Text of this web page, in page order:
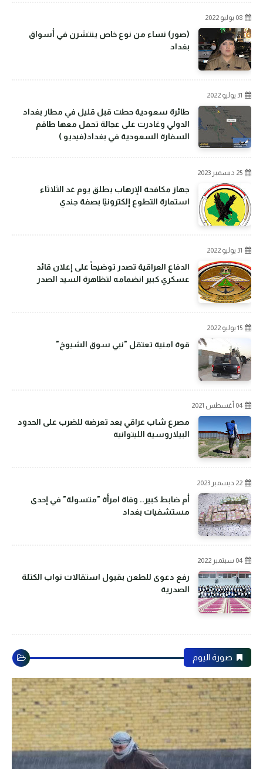
08 يوليو 2022
(صور) نساء من نوع خاص ينتشرن في أسواق
بغداد
31 يوليو 2022
طائرة سعودية حطت قبل قليل في مطار بغداد
الدولي وغادرت على عجالة تحمل معها طاقم
السفارة السعودية في بغداد(فيديو )
25 ديسمبر 2023
جهاز مكافحة الإرهاب يطلق يوم غد الثلاثاء
استمارة التطوع إلكترونيًا بصفة جندي
31 يوليو 2022
الدفاع العراقية تصدر توضيحاً على إعلان قائد
عسكري كبير انضمامه لتظاهرة السيد الصدر
15 يوليو 2022
قوة امنية تعتقل "نبي سوق الشيوخ"
04 أغسطس 2021
مصرع شاب عراقي بعد تعرضه للضرب على الحدود
البيلاروسية الليتوانية
22 ديسمبر 2023
أم ضابط كبير.. وفاة امرأة "متسولة" في إحدى
مستشفيات بغداد
04 سبتمبر 2022
رفع دعوى للطعن بقبول استقالات نواب الكتلة
الصدرية
صورة اليوم